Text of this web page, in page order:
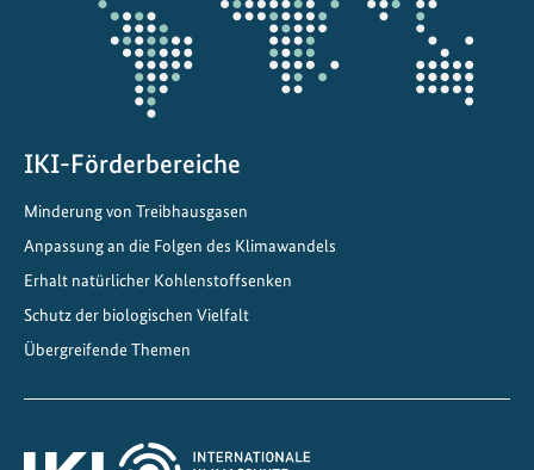
m
e
n
r
s
IKI-Förderbereiche
Minderung von Treibhausgasen
Anpassung an die Folgen des Klimawandels
Erhalt natürlicher Kohlenstoffsenken
Schutz der biologischen Vielfalt
Übergreifende Themen